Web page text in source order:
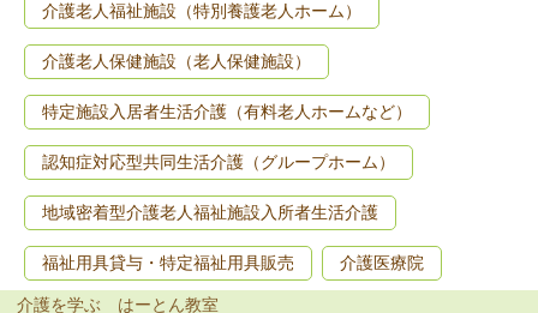
介護老人福祉施設（特別養護老人ホーム）
介護老人保健施設（老人保健施設）
特定施設入居者生活介護（有料老人ホームなど）
認知症対応型共同生活介護（グループホーム）
地域密着型介護老人福祉施設入所者生活介護
福祉用具貸与・特定福祉用具販売 介護医療院
介護を学ぶ はーとん教室